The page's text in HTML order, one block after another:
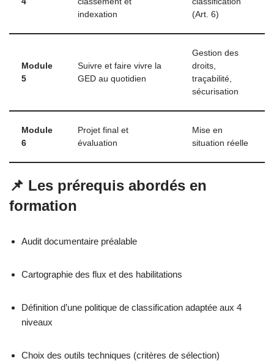
indexation
(Art. 6)
Module
5
Suivre et faire vivre la
GED au quotidien
Gestion des
droits,
traçabilité,
sécurisation
Module
6
Projet final et
évaluation
Mise en
situation réelle
📌 Les prérequis abordés en
formation
Audit documentaire préalable
Cartographie des flux et des habilitations
Définition d’une politique de classification adaptée aux 4
niveaux
Choix des outils techniques (critères de sélection)